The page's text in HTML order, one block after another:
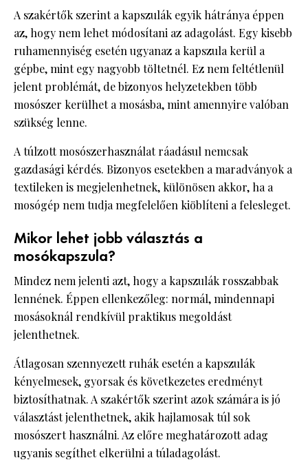
A szakértők szerint a kapszulák egyik hátránya éppen
az, hogy nem lehet módosítani az adagolást. Egy kisebb
ruhamennyiség esetén ugyanaz a kapszula kerül a
gépbe, mint egy nagyobb töltetnél. Ez nem feltétlenül
jelent problémát, de bizonyos helyzetekben több
mosószer kerülhet a mosásba, mint amennyire valóban
szükség lenne.
A túlzott mosószerhasználat ráadásul nemcsak
gazdasági kérdés. Bizonyos esetekben a maradványok a
textileken is megjelenhetnek, különösen akkor, ha a
mosógép nem tudja megfelelően kiöblíteni a felesleget.
Mikor lehet jobb választás a
mosókapszula?
Mindez nem jelenti azt, hogy a kapszulák rosszabbak
lennének. Éppen ellenkezőleg: normál, mindennapi
mosásoknál rendkívül praktikus megoldást
jelenthetnek.
Átlagosan szennyezett ruhák esetén a kapszulák
kényelmesek, gyorsak és következetes eredményt
biztosíthatnak. A szakértők szerint azok számára is jó
választást jelenthetnek, akik hajlamosak túl sok
mosószert használni. Az előre meghatározott adag
ugyanis segíthet elkerülni a túladagolást.